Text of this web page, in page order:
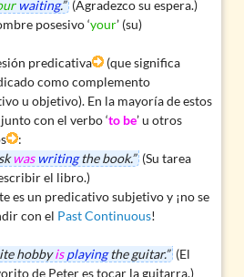
waiting.” (Agradezco su espera.)
posesivo ‘your’ (su)
predicativa
(que significa
como complemento
u objetivo). En la mayoría de estos
con el verbo ‘to be’ u otros
:
was writingthe book.” (Su tarea
el libro.)
es un predicativo subjetivo y ¡no se
con el Past Continuous!
hobbyis playingthe guitar.” (El
de Peter es tocar la guitarra.)